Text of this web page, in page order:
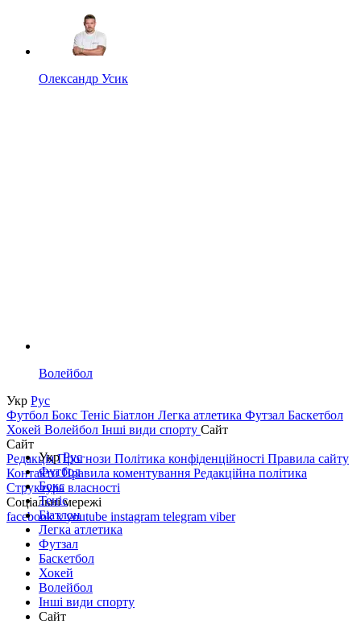
Олександр Усик
Волейбол
Укр Рус
Футбол Бокс Теніс Біатлон Легка атлетика Футзал Баскетбол
Хокей Волейбол Інші види спорту Сайт
Сайт
РедакціяПрогнози Політика конфіденційності Правила сайту
КонтактиПравила коментування Редакційна політика
Структура власності
Соціальні мережі
facebookxyoutube instagram telegram viber
УкрРус
Футбол
Бокс
Теніс
Біатлон
Легка атлетика
Футзал
Баскетбол
Хокей
Волейбол
Інші види спорту
Сайт